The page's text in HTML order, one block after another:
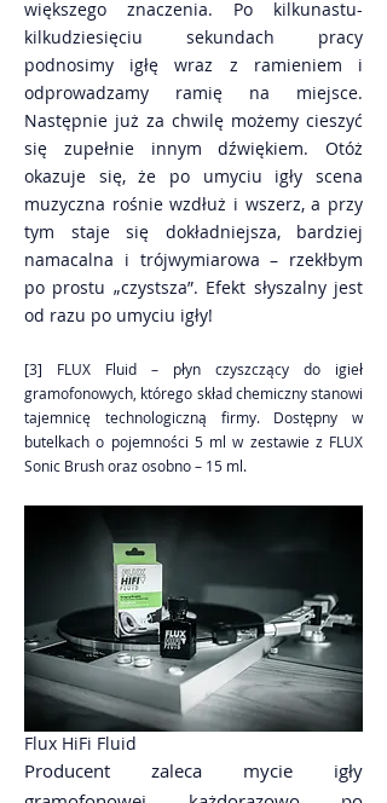
większego znaczenia. Po kilkunastu-
kilkudziesięciu sekundach pracy
podnosimy igłę wraz z ramieniem i
odprowadzamy ramię na miejsce.
Następnie już za chwilę możemy cieszyć
się zupełnie innym dźwiękiem. Otóż
okazuje się, że po umyciu igły scena
muzyczna rośnie wzdłuż i wszerz, a przy
tym staje się dokładniejsza, bardziej
namacalna i trójwymiarowa – rzekłbym
po prostu „czystsza”. Efekt słyszalny jest
od razu po umyciu igły!
[3] FLUX Fluid – płyn czyszczący do igieł
gramofonowych, którego skład chemiczny stanowi
tajemnicę technologiczną firmy. Dostępny w
butelkach o pojemności 5 ml w zestawie z FLUX
Sonic Brush oraz osobno – 15 ml.
Flux HiFi Fluid
Producent zaleca mycie igły